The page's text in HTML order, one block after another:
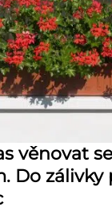
věnovat se
Do zálivky